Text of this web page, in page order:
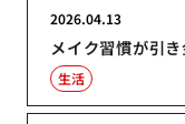
メイク習慣が引
2026.04.13
生活